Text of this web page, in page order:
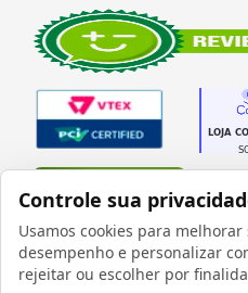
Controle sua
Usamos cookies para
desempenho e personalizar
rejeitar ou escolher por